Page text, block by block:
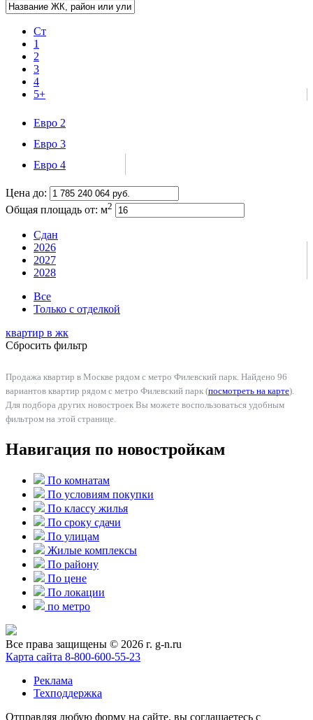
Ст
1
2
3
4
5+
Евро 2
Евро 3
Евро 4
Цена до:
Общая площадь от: м2
Сдан
2026
2027
2028
Все
Только с отделкой
квартир в жк
Сбросить фильтр
Продажа квартир в Москве рядом с метро Филевский парк. Найдено 96
вариантов квартир рядом с метро Филевский парк (посмотреть на карте).
Для подбора других новостроек Вы можете воспользоваться удобным
фильтром на этой странице.
Навигация по новостройкам
По комнатам
По условиям покупки
По классу жилья
По сроку сдачи
По улицам
Жилые комплексы
По району
По цене
По локации
по метро
Все права защищены © 2026 г. g-n.ru
Карта сайта 8-800-600-55-23
Реклама
Техподдержка
Отправляя любую форму на сайте, вы соглашаетесь с